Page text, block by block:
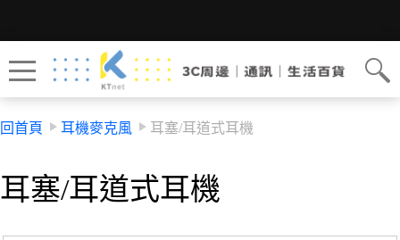
回首頁 耳機麥克風 耳塞/耳道式耳機
耳塞/耳道式耳機